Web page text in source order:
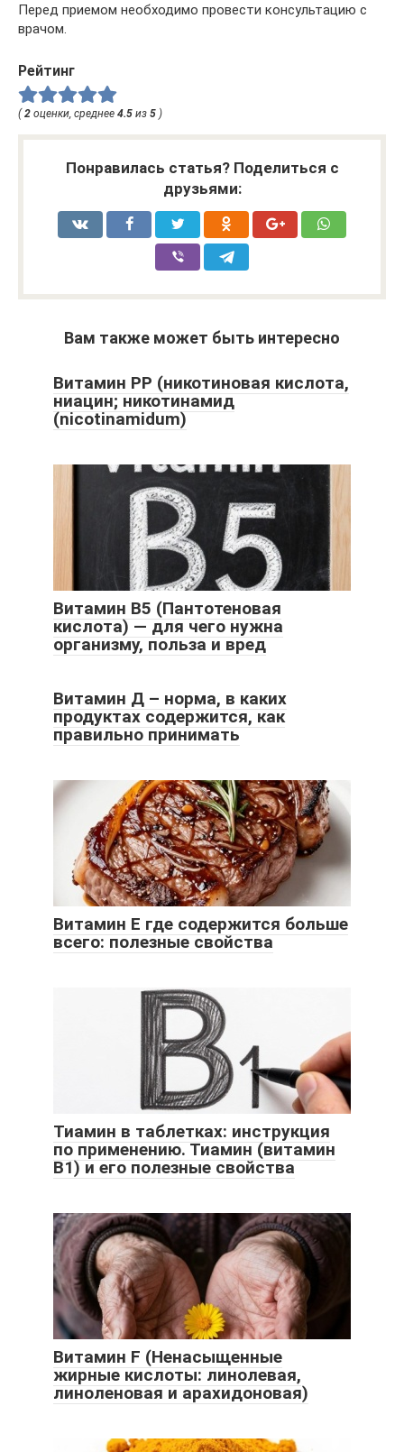
Перед приемом необходимо провести консультацию с
врачом.
Рейтинг
(2 оценки, среднее 4.5 из 5 )
Понравилась статья? Поделиться с
друзьями:
Вам также может быть интересно
Витамин PP (никотиновая кислота,
ниацин; никотинамид
(nicotinamidum)
Витамин B5 (Пантотеновая
кислота) — для чего нужна
организму, польза и вред
Витамин Д – норма, в каких
продуктах содержится, как
правильно принимать
Витамин Е где содержится больше
всего: полезные свойства
Тиамин в таблетках: инструкция
по применению. Тиамин (витамин
В1) и его полезные свойства
Витамин F (Ненасыщенные
жирные кислоты: линолевая,
линоленовая и арахидоновая)